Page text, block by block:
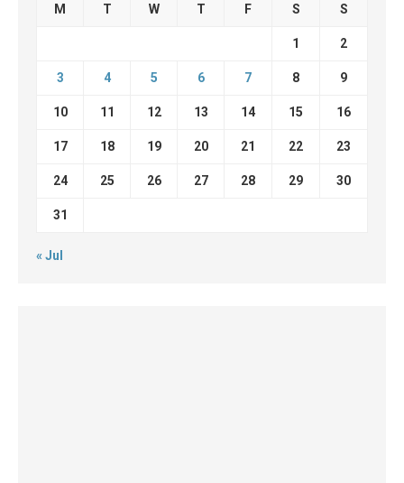
M T W T F S S
1 2
3 4 5 6 7 8 9
10 11 12 13 14 15 16
17 18 19 20 21 22 23
24 25 26 27 28 29 30
31
« Jul